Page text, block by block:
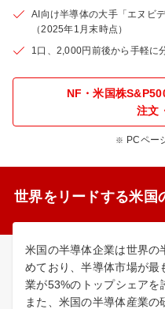
AI向け半導体の大手「エヌビ
（2025年1月末時点）
1口、2,000円前後から手軽に
NF・米国株
注文
PCペー
世界をリードする米国
米国の半導体企業は世界の
めており、半導体市場が最
業が53%のトップシェアを
また、米国の半導体産業の